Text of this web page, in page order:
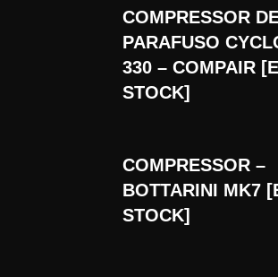
COMPRESSOR
PARAFUSO
330 – COMPAIR
STOCK]
COMPRESSOR –
BOTTARINI MK7
STOCK]